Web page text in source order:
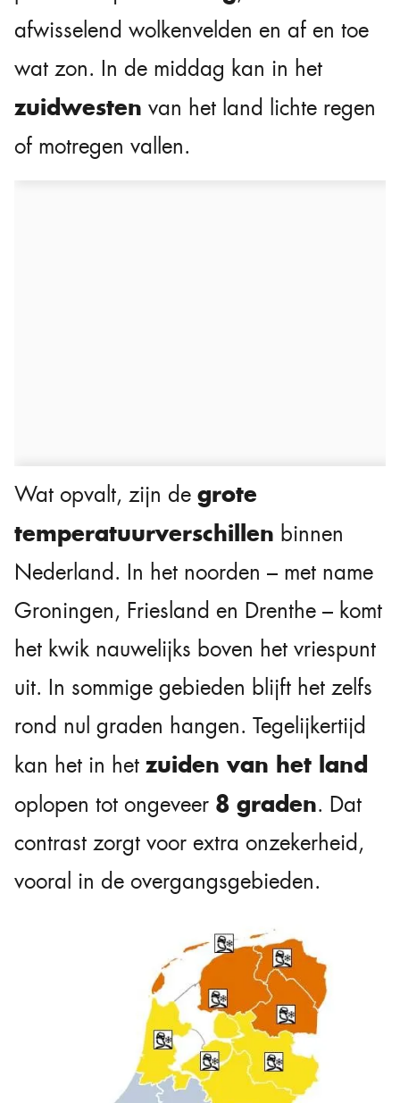
afwisselend wolkenvelden en af en toe
wat zon. In de middag kan in het
zuidwesten van het land lichte regen
of motregen vallen.
Wat opvalt, zijn de grote
temperatuurverschillen binnen
Nederland. In het noorden – met name
Groningen, Friesland en Drenthe – komt
het kwik nauwelijks boven het vriespunt
uit. In sommige gebieden blijft het zelfs
rond nul graden hangen. Tegelijkertijd
kan het in het zuiden van het land
oplopen tot ongeveer 8 graden. Dat
contrast zorgt voor extra onzekerheid,
vooral in de overgangsgebieden.